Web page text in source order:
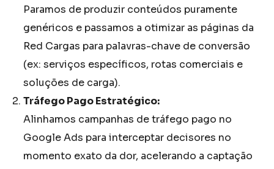
Paramos de produzir conteúdos puramente
genéricos e passamos a otimizar as páginas da
Red Cargas para palavras-chave de conversão
(ex: serviços específicos, rotas comerciais e
soluções de carga).
Tráfego Pago Estratégico:
Alinhamos campanhas de tráfego pago no
Google Ads para interceptar decisores no
momento exato da dor, acelerando a captação